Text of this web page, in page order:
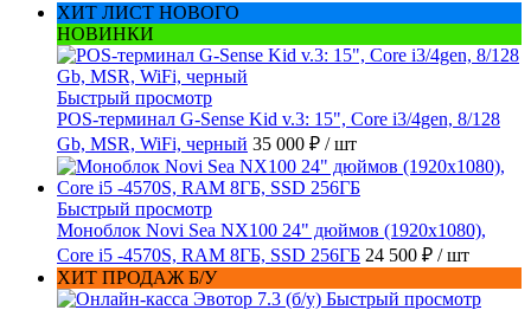
ХИТ ЛИСТ НОВОГО
НОВИНКИ
Быстрый просмотр
POS-терминал G-Sense Kid v.3: 15", Core i3/4gen, 8/128
Gb, MSR, WiFi, черный 35 000 ₽ / шт
Быстрый просмотр
Моноблок Novi Sea NX100 24" дюймов (1920x1080),
Core i5 -4570S, RAM 8ГБ, SSD 256ГБ 24 500 ₽ / шт
ХИТ ПРОДАЖ Б/У
Быстрый просмотр